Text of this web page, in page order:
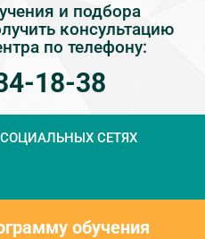
и подбора
консультацию
по телефону:
18-38
СЕТЯХ
обучения